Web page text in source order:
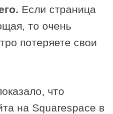
Если страница
то очень
потеряете свои
что
на Squarespace в